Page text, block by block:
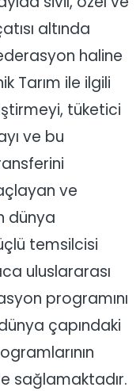
altında
haline
Tarım ile ilgili
tüketici
ve bu
ve
dünya
temsilcisi
uluslararası
programını
çapındaki
sağlamaktadır.